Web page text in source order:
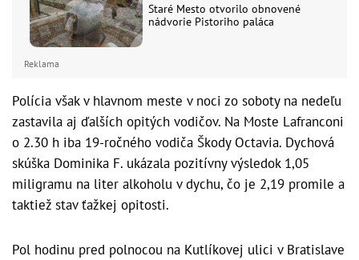
Staré Mesto otvorilo obnovené
nádvorie Pistoriho paláca
Reklama
Polícia však v hlavnom meste v noci zo soboty na nedeľu
zastavila aj ďalších opitých vodičov. Na Moste Lafranconi
o 2.30 h iba 19-ročného vodiča Škody Octavia. Dychová
skúška Dominika F. ukázala pozitívny výsledok 1,05
miligramu na liter alkoholu v dychu, čo je 2,19 promile a
taktiež stav ťažkej opitosti.
Pol hodinu pred polnocou na Kutlíkovej ulici v Bratislave